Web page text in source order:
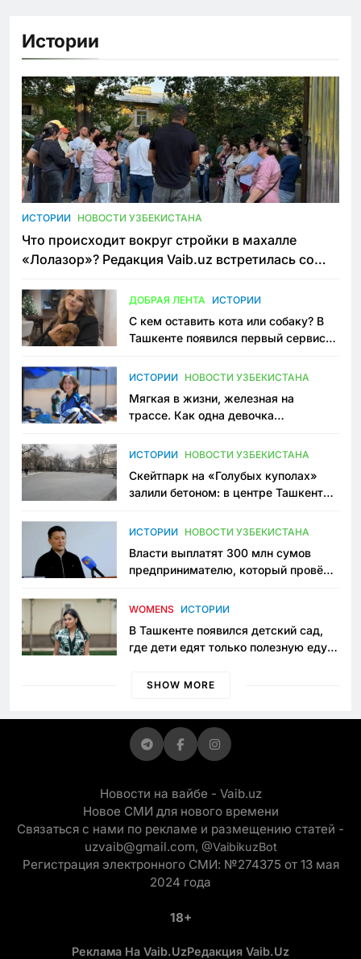
Истории
ИСТОРИИ НОВОСТИ УЗБЕКИСТАНА
Что происходит вокруг стройки в махалле
«Лолазор»? Редакция Vaib.uz встретилась со
ДОБРАЯ ЛЕНТА ИСТОРИИ
С кем оставить кота или собаку? В
Ташкенте появился первый сервис
ИСТОРИИ НОВОСТИ УЗБЕКИСТАНА
Мягкая в жизни, железная на
трассе. Как одна девочка
Узбекистане
ИСТОРИИ НОВОСТИ УЗБЕКИСТАНА
Скейтпарк на «Голубых куполах»
залили бетоном: в центре Ташкента
пространство
ИСТОРИИ НОВОСТИ УЗБЕКИСТАНА
Власти выплатят 300 млн сумов
предпринимателю, который провёл
приговору
WOMENS ИСТОРИИ
В Ташкенте появился детский сад,
где дети едят только полезную еду.
просить «кашу без сахара»
SHOW MORE
Новости на вайбе - Vaib.uz
Новое СМИ для нового времени
Связаться с нами по рекламе и размещению статей -
uzvaib@gmail.com, @VaibikuzBot
Регистрация электронного СМИ: №274375 от 13 мая
2024 года
18+
Реклама На Vaib.uzРедакция Vaib.uz